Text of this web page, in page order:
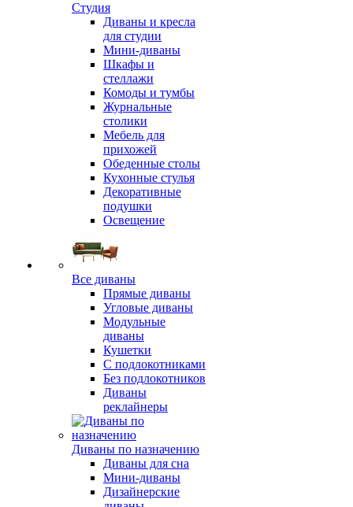
Студия
Диваны и кресла
для студии
Мини-диваны
Шкафы и
стеллажи
Комоды и тумбы
Журнальные
столики
Мебель для
прихожей
Обеденные столы
Кухонные стулья
Декоративные
подушки
Освещение
Все диваны
Прямые диваны
Угловые диваны
Модульные
диваны
Кушетки
С подлокотниками
Без подлокотников
Диваны
реклайнеры
Диваны по назначению
Диваны для сна
Мини-диваны
Дизайнерские